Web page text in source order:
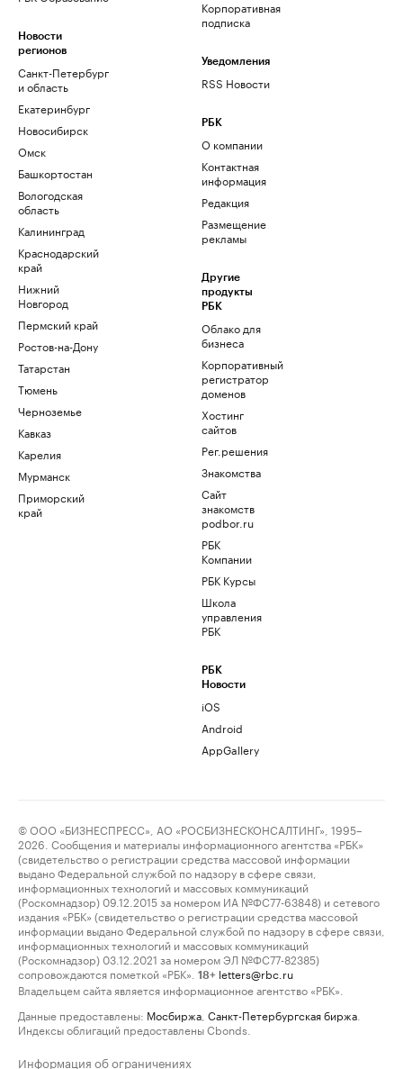
Новости
регионов
Санкт-Петербург
и область
Екатеринбург
Новосибирск
Омск
Башкортостан
Вологодская
область
Калининград
Краснодарский
край
Нижний
Новгород
Пермский край
Ростов-на-Дону
Татарстан
Тюмень
Черноземье
Кавказ
Карелия
Мурманск
Приморский
край
Корпоративная
подписка
Уведомления
RSS Новости
РБК
О компании
Контактная
информация
Редакция
Размещение
рекламы
Другие
продукты
РБК
Облако для
бизнеса
Корпоративный
регистратор
доменов
Хостинг
сайтов
Рег.решения
Знакомства
Сайт
знакомств
podbor.ru
РБК
Компании
РБК Курсы
Школа
управления
РБК
РБК
Новости
iOS
Android
AppGallery
© ООО «БИЗНЕСПРЕСС», АО «РОСБИЗНЕСКОНСАЛТИНГ», 1995–
2026. Сообщения и материалы информационного агентства «РБК»
(свидетельство о регистрации средства массовой информации
выдано Федеральной службой по надзору в сфере связи,
информационных технологий и массовых коммуникаций
(Роскомнадзор) 09.12.2015 за номером ИА №ФС77-63848) и сетевого
издания «РБК» (свидетельство о регистрации средства массовой
информации выдано Федеральной службой по надзору в сфере связи,
информационных технологий и массовых коммуникаций
(Роскомнадзор) 03.12.2021 за номером ЭЛ №ФС77-82385)
сопровождаются пометкой «РБК».
18+ letters@rbc.ru
Владельцем сайта является информационное агентство «РБК».
Данные предоставлены: Мосбиржа Санкт-Петербургская биржа
Индексы облигаций предоставлены Cbonds.
Информация об ограничениях